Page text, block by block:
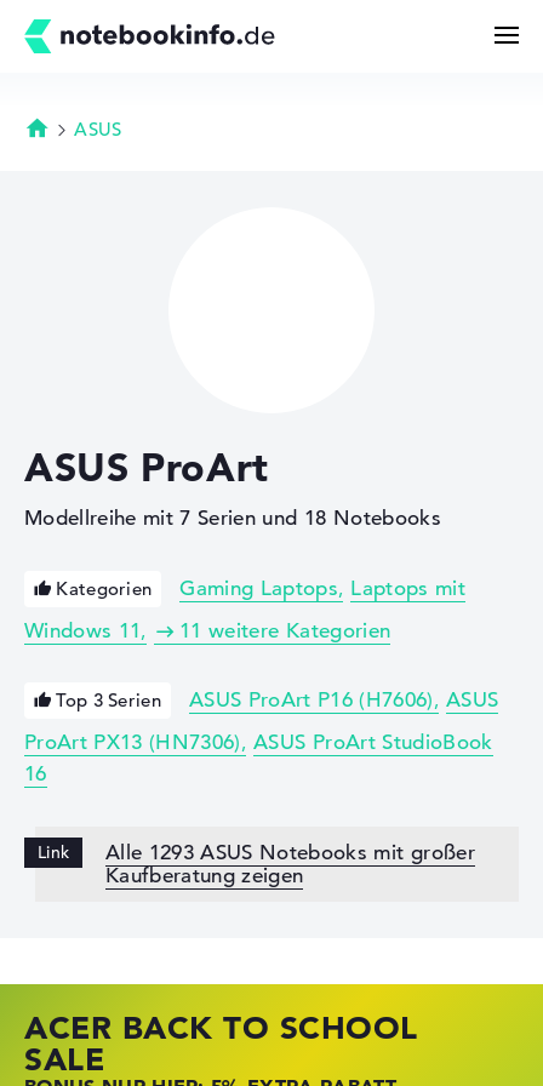
Deals
Merkzettel
Startseite
ASUS
ASUS ProArt
Modellreihe mit 7 Serien und 18 Notebooks
Kategorien Gaming Laptops Laptops mit
Windows 11
11 weitere Kategorien
Top 3 Serien ASUS ProArt P16 (H7606) ASUS
ProArt PX13 (HN7306) ASUS ProArt StudioBook
16
Alle 1293 ASUS Notebooks mit großer
Kaufberatung zeigen
ACER BACK TO SCHOOL
SALE
HP STORE SSV DEALS
JETZT ZUGREIFEN: NOTEBOOKS BEI HP
LENOVO LAPTOP DEALS
NOTEBOOKS BEI LENOVO JETZT